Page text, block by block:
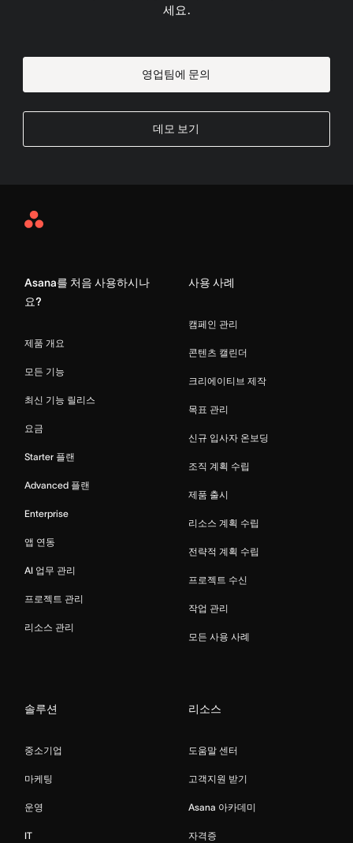
세요.
영업팀에 문의
데모 보기
Asana
Asana를 처음 사용하시나
요?
제품 개요
모든 기능
최신 기능 릴리스
요금
Starter 플랜
Advanced 플랜
Enterprise
앱 연동
AI 업무 관리
프로젝트 관리
리소스 관리
사용 사례
캠페인 관리
콘텐츠 캘린더
크리에이티브 제작
목표 관리
신규 입사자 온보딩
조직 계획 수립
제품 출시
리소스 계획 수립
전략적 계획 수립
프로젝트 수신
작업 관리
모든 사용 사례
솔루션
중소기업
마케팅
운영
IT
리소스
도움말 센터
고객지원 받기
Asana 아카데미
자격증